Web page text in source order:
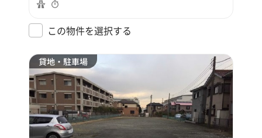
この物件を選択する
貸地・駐車場